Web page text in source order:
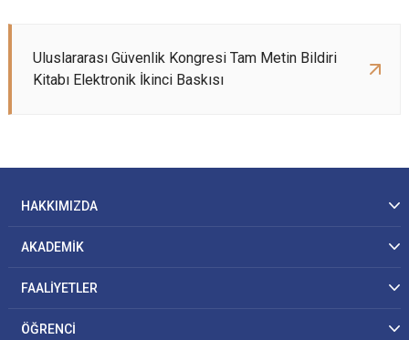
Uluslararası Güvenlik Kongresi Tam Metin Bildiri
Kitabı Elektronik İkinci Baskısı
HAKKIMIZDA
AKADEMİK
FAALİYETLER
ÖĞRENCİ